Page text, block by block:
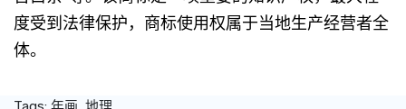
度受到法律保护，商标使用权属于当地生产经营者全
体。